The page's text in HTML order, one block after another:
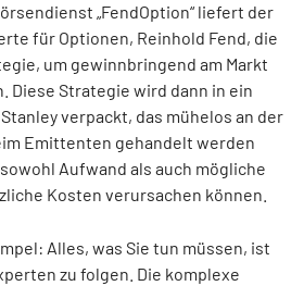
„FendOption“ liefert der
für Optionen, Reinhold Fend, die
um gewinnbringend am Markt
Diese Strategie wird dann in ein
verpackt, das mühelos an der
Emittenten gehandelt werden
Aufwand als auch mögliche
Kosten verursachen können.
Alles, was Sie tun müssen, ist
zu folgen. Die komplexe